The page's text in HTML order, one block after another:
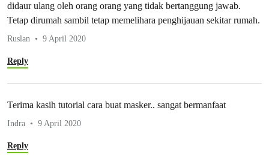
didaur ulang oleh orang orang yang tidak bertanggung jawab.
Tetap dirumah sambil tetap memelihara penghijauan sekitar rumah.
Ruslan 9 April 2020
Reply
Terima kasih tutorial cara buat masker.. sangat bermanfaat
Indra 9 April 2020
Reply